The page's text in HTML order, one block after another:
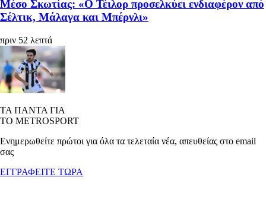
Μέσο Σκωτίας: «Ο Τέιλορ προσελκύει ενδιαφέρον από
Σέλτικ, Μάλαγα και Μπέρνλι»
πριν 52 λεπτά
ΤΑ ΠΑΝΤΑ ΓΙΑ
ΤΟ METROSPORT
Ενημερωθείτε πρώτοι για όλα τα τελεταία νέα, απευθείας στο email
σας
ΕΓΓΡΑΦΕΙΤΕ ΤΩΡΑ